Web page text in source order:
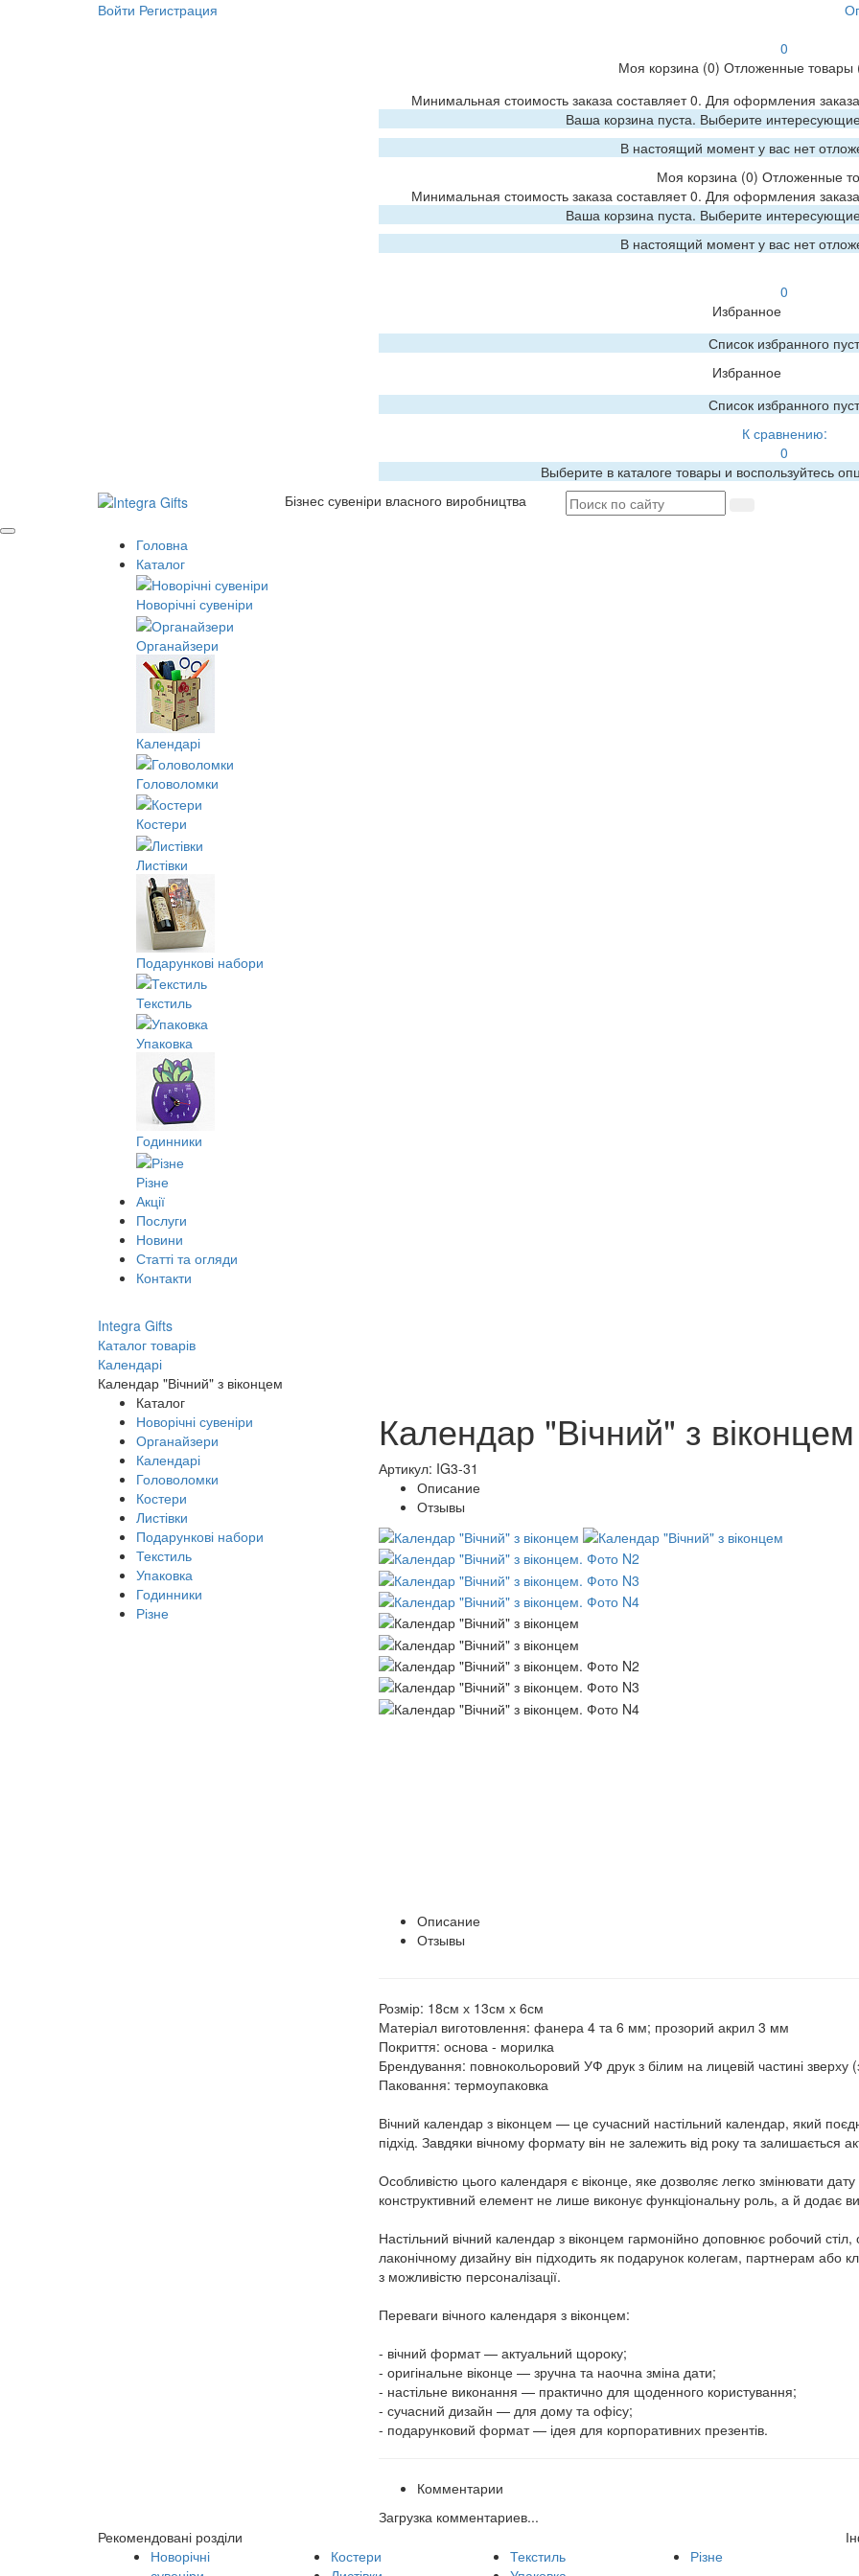
Войти Регистрация
0
Моя корзина (0) Отложенные товары
Минимальная стоимость заказа составляет 0. Для оформления
Ваша корзина пуста. Выберите
В настоящий момент у вас нет
Моя корзина(0) Отложенные
Минимальная стоимость заказа составляет 0. Для оформления
Ваша корзина пуста. Выберите
В настоящий момент у вас нет
0
Избранное
Список избранного
Избранное
Список избранного
К сравнению:
0
Выберите в каталоге товары и воспользуйтесь
Бізнес сувеніри власного виробництва
Головна
Каталог
Новорічні сувеніри
Органайзери
Календарі
Головоломки
Костери
Листівки
Подарункові набори
Текстиль
Упаковка
Годинники
Різне
Акції
Послуги
Новини
Статті та огляди
Контакти
Integra Gifts
Каталог товарів
Календарі
Календар "Вічний" з віконцем
Каталог
Новорічні сувеніри
Органайзери
Календарі
Головоломки
Костери
Листівки
Подарункові набори
Текстиль
Упаковка
Годинники
Різне
Календар "Вічний" з віконцем
Артикул: IG3-31
Описание
Отзывы
Описание
Отзывы
Розмір: 18см х 13см х 6см
Матеріал виготовлення: фанера 4 та 6 мм; прозорий акрил 3 мм
Покриття: основа - морилка
Брендування: повнокольоровий УФ друк з білим на лицевій частині зверху
Паковання: термоупаковка
Вічний календар з віконцем — це сучасний настільний календар, який
підхід. Завдяки вічному формату він не залежить від року та залишається
Особливістю цього календаря є віконце, яке дозволяє легко змінювати
конструктивний елемент не лише виконує функціональну роль, а й додає
Настільний вічний календар з віконцем гармонійно доповнює робочий
лаконічному дизайну він підходить як подарунок колегам, партнерам або
з можливістю персоналізації.
Переваги вічного календаря з віконцем:
- вічний формат — актуальний щороку;
- оригінальне віконце — зручна та наочна зміна дати;
- настільне виконання — практично для щоденного користування;
- сучасний дизайн — для дому та офісу;
- подарунковий формат — ідея для корпоративних презентів.
Комментарии
Загрузка комментариев...
Рекомендовані розділи
Новорічні
Костери
Текстиль
Різне